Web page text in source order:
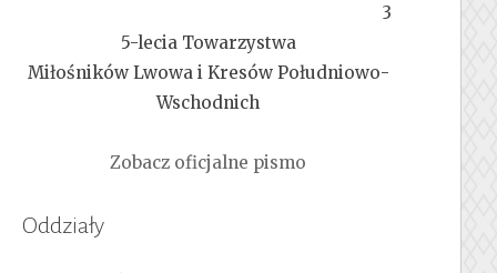
3
5-lecia Towarzystwa
Miłośników Lwowa i Kresów Południowo-
Wschodnich
Zobacz oficjalne pismo
Oddziały